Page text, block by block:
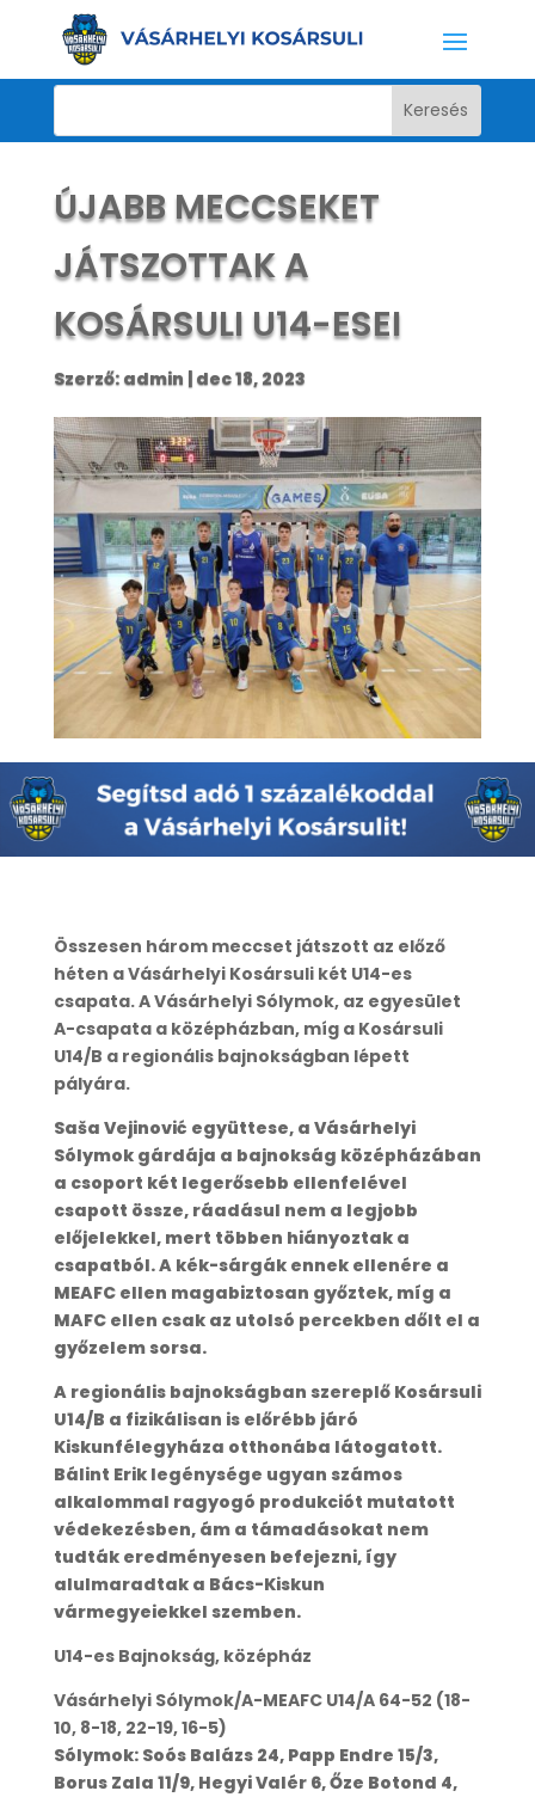
ÚJABB MECCSEKET
JÁTSZOTTAK A
KOSÁRSULI U14-ESEI
Szerző: admin | dec 18, 2023
Összesen három meccset játszott az előző
héten a Vásárhelyi Kosársuli két U14-es
csapata. A Vásárhelyi Sólymok, az egyesület
A-csapata a középházban, míg a Kosársuli
U14/B a regionális bajnokságban lépett
pályára.
Saša Vejinović együttese, a Vásárhelyi
Sólymok gárdája a bajnokság középházában
a csoport két legerősebb ellenfelével
csapott össze, ráadásul nem a legjobb
előjelekkel, mert többen hiányoztak a
csapatból. A kék-sárgák ennek ellenére a
MEAFC ellen magabiztosan győztek, míg a
MAFC ellen csak az utolsó percekben dőlt el a
győzelem sorsa.
A regionális bajnokságban szereplő Kosársuli
U14/B a fizikálisan is előrébb járó
Kiskunfélegyháza otthonába látogatott.
Bálint Erik legénysége ugyan számos
alkalommal ragyogó produkciót mutatott
védekezésben, ám a támadásokat nem
tudták eredményesen befejezni, így
alulmaradtak a Bács-Kiskun
vármegyeiekkel szemben.
U14-es Bajnokság, középház
Vásárhelyi Sólymok/A-MEAFC U14/A 64-52 (18-
10, 8-18, 22-19, 16-5)
Sólymok: Soós Balázs 24, Papp Endre 15/3,
Borus Zala 11/9, Hegyi Valér 6, Őze Botond 4,